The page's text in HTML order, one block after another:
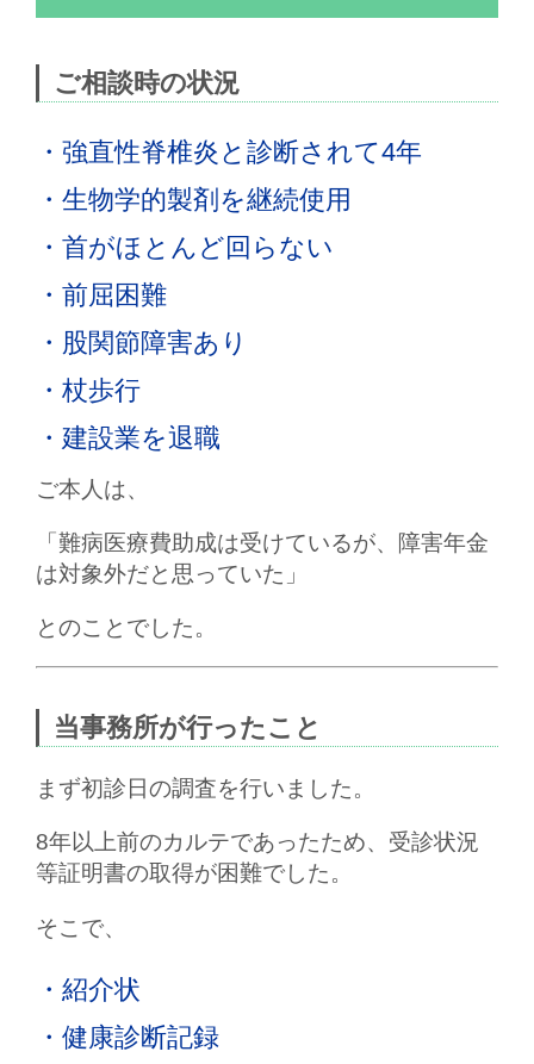
ご相談時の状況
・強直性脊椎炎と診断されて4年
・生物学的製剤を継続使用
・首がほとんど回らない
・前屈困難
・股関節障害あり
・杖歩行
・建設業を退職
ご本人は、
「難病医療費助成は受けているが、障害年金
は対象外だと思っていた」
とのことでした。
当事務所が行ったこと
まず初診日の調査を行いました。
8年以上前のカルテであったため、受診状況
等証明書の取得が困難でした。
そこで、
・紹介状
・健康診断記録